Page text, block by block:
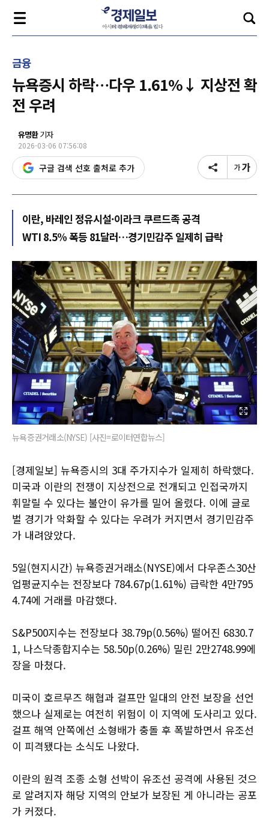
금융
뉴욕증시 하락…다우 1.61%↓ 지상전 확
전 우려
유명환기자
2026-03-06 07:56:08
구글 검색 선호 출처로 추가
이란, 바레인 정유시설·이라크 쿠르드족 공격
WTI 8.5% 폭등 81달러…경기민감주 일제히 급락
뉴욕증권거래소(NYSE) [사진=로이터연합뉴스]
[경제일보] 뉴욕증시의 3대 주가지수가 일제히 하락했다.
미국과 이란의 전쟁이 지상전으로 전개되고 인접국까지
휘말릴 수 있다는 불안이 유가를 밀어 올렸다. 이에 글로
벌 경기가 악화할 수 있다는 우려가 커지면서 경기민감주
가 내려앉았다.
5일(현지시간) 뉴욕증권거래소(NYSE)에서 다우존스30산
업평균지수는 전장보다 784.67p(1.61%) 급락한 4만795
4.74에 거래를 마감했다.
S&P500지수는 전장보다 38.79p(0.56%) 떨어진 6830.7
1, 나스닥종합지수는 58.50p(0.26%) 밀린 2만2748.99에
장을 마쳤다.
미국이 호르무즈 해협과 걸프만 일대의 안전 보장을 선언
했으나 실제로는 여전히 위험이 이 지역에 도사리고 있다.
걸프 해역 안쪽에선 소형배가 충돌 후 폭발하면서 유조선
이 피격됐다는 소식도 나왔다.
이란의 원격 조종 소형 선박이 유조선 공격에 사용된 것으
로 알려지자 해당 지역의 안보가 보장된 게 아니라는 공포
가 커졌다.